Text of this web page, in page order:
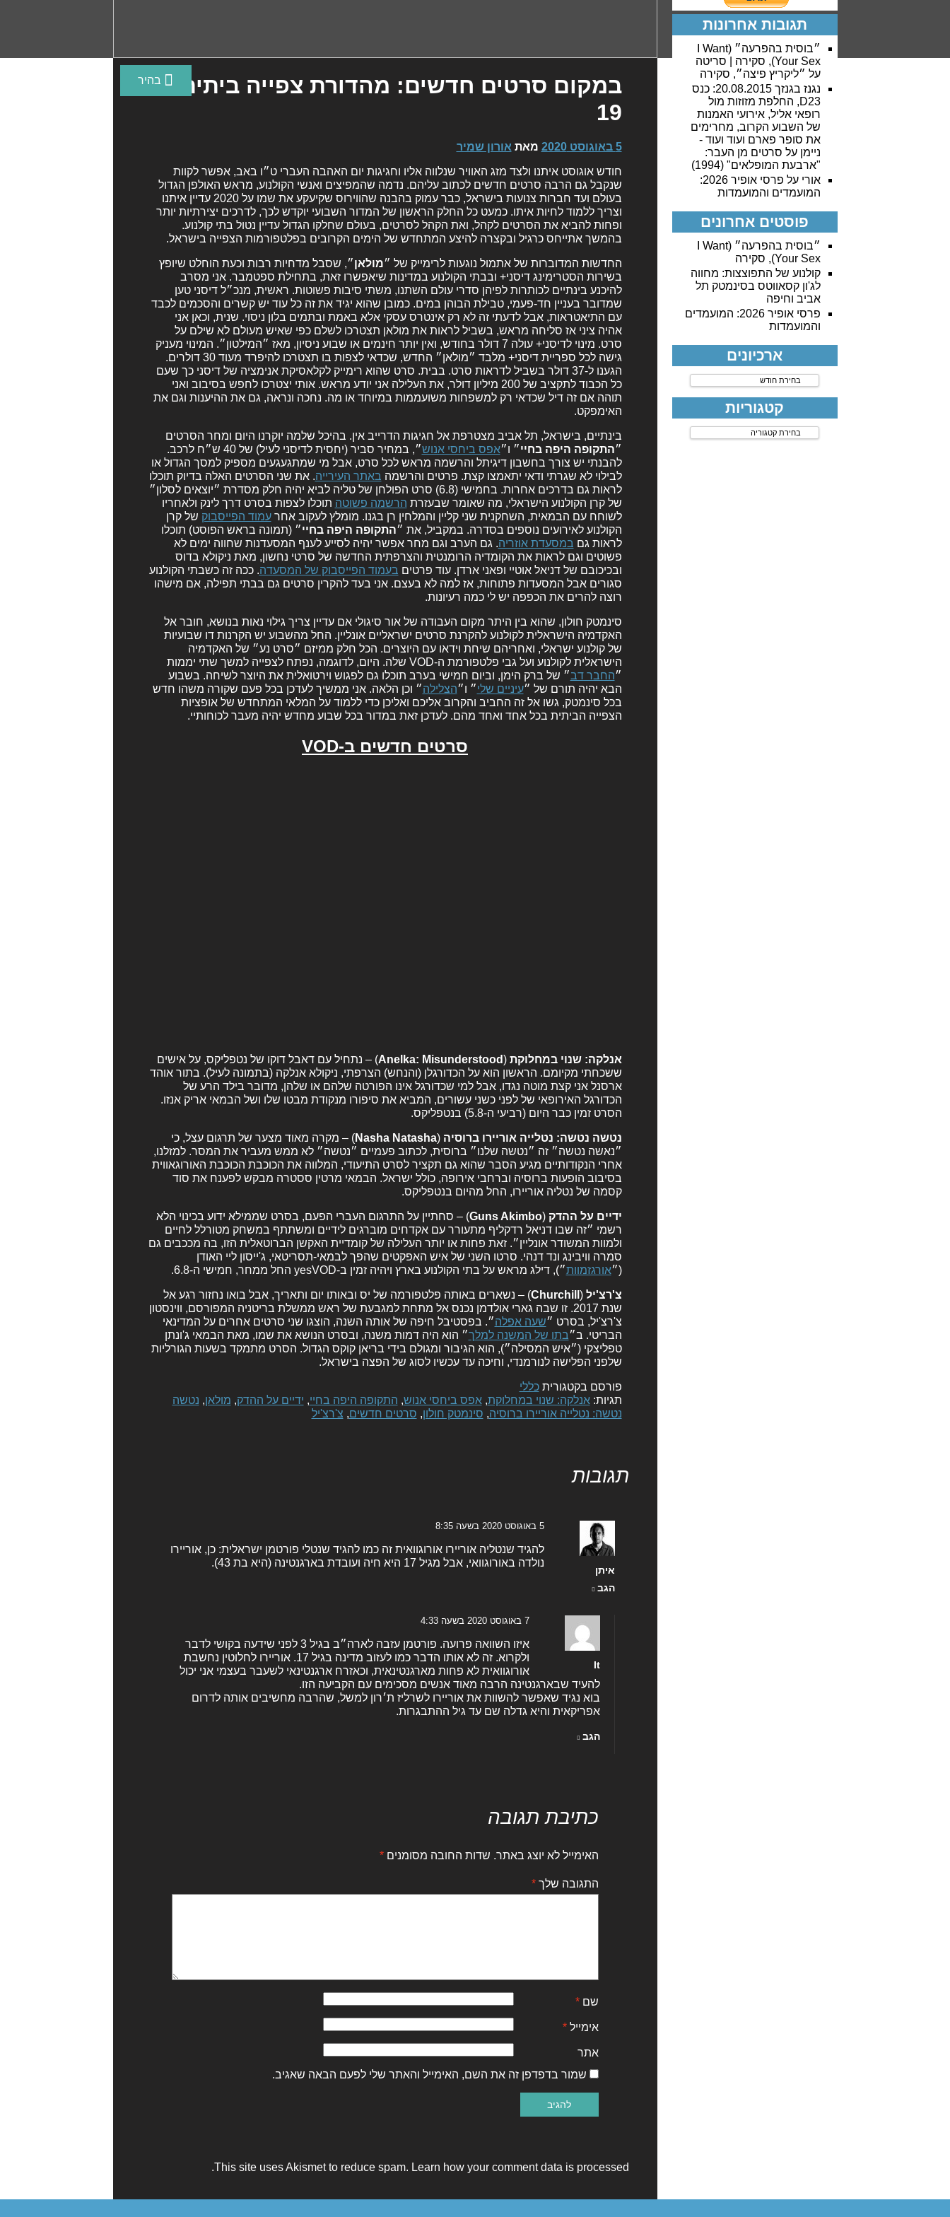
תגובות אחרונות
״בוסית בהפרעה״ (I Want
Your Sex), סקירה | סריטה
על ״ליקריץ פיצה״, סקירה
נגנז בגנזך 20.08.2015: כנס
D23, החלפת מזוזות מול
רופאי אליל, אירועי האמנות
של השבוע הקרוב, מחרימים
את סופר פארם ועוד ועוד -
ניימן על סרטים מן העבר:
"ארבעת המופלאים" (1994)
אורי על
פרסי אופיר 2026:
המועמדים והמועמדות
פוסטים אחרונים
״בוסית בהפרעה״ (I Want
Your Sex), סקירה
קולנוע של התפוצצות: מחווה
לג'ון קסאווטס בסינמטק תל
אביב וחיפה
פרסי אופיר 2026: המועמדים
והמועמדות
ארכיונים
ארכיונים
קטגוריות
קטגוריות
במקום סרטים חדשים: מהדורת צפייה ביתית
19
5 באוגוסט 2020 מאת אורון שמיר
חודש אוגוסט איתנו ולצד מזג האוויר שנלווה אליו וחגיגות יום האהבה העברי ט״ו באב, אפשר לקוות
שנקבל גם הרבה סרטים חדשים לכתוב עליהם. נדמה שהמפיצים ואנשי הקולנוע, מראש האולפן הגדול
בעולם ועד חברות צנועות בישראל, כבר עמוק בהבנה שהווירוס שקיעקע את שמו על 2020 עדיין איתנו
וצריך ללמוד לחיות איתו. כמעט כל החלק הראשון של המדור השבועי יוקדש לכך, לדרכים יצירתיות יותר
ופחות להביא את הסרטים לקהל, ואת הקהל לסרטים, בעולם שחלקו הגדול עדיין נטול בתי קולנוע.
בהמשך אתייחס כרגיל ובקצרה להיצע המתחדש של הימים הקרובים בפלטפורמות הצפייה בישראל.
החדשות המדוברות של אתמול נוגעות לרימייק של ״מולאן״, שסבל מדחיות רבות וכעת הוחלט שיופץ
בשירות הסטרימינג דיסני+ ובבתי הקולנוע במדינות שיאפשרו זאת, בתחילת ספטמבר. אני מסרב
להיכנע בינתיים לכותרות לפיהן סדרי עולם השתנו, משתי סיבות פשוטות. ראשית, מנכ״ל דיסני טען
שמדובר בעניין חד-פעמי, טבילת הבוהן במים. כמובן שהוא יגיד את זה כל עוד יש קשרים והסכמים לכבד
עם התיאטראות, אבל לדעתי זה לא רק אינטרס עסקי אלא באמת ובתמים בלון ניסוי. שנית, וכאן אני
אהיה ציני אז סליחה מראש, בשביל לראות את מולאן תצטרכו לשלם כפי שאיש מעולם לא שילם על
סרט. מינוי לדיסני+ עולה 7 דולר בחודש, ואין יותר חינמים או שבוע ניסיון, מאז ״המילטון״. המינוי מעניק
גישה לכל ספריית דיסני+ מלבד ״מולאן״ החדש, שכדאי לצפות בו תצטרכו להיפרד מעוד 30 דולרים.
הגענו ל-37 דולר בשביל לדראות סרט. בבית. סרט שהוא רימייק לקלאסיקת אנימציה של דיסני כך שעם
כל הכבוד לתקציב של 200 מיליון דולר, את העלילה אני יודע מראש. אותי יצטרכו לחפש בסיבוב ואני
תוהה אם זה דיל שכדאי רק למשפחות משועממות במיוחד או מה. נחכה ונראה, גם את ההיענות וגם את
האימפקט.
בינתיים, בישראל, תל אביב מצטרפת אל חגיגות הדרייב אין. בהיכל שלמה יוקרנו היום ומחר הסרטים
״התקופה היפה בחיי״ ו״אפס ביחסי אנוש
״, במחיר סביר (יחסית לדיסני לעיל) של 40 ש״ח לרכב.
להבנתי יש צורך בחשבון דיגיתל והרשמה מראש לכל סרט, אבל מי שמתגעגעים מספיק למסך הגדול או
לבילוי לא שגרתי ודאי יתאמצו קצת. פרטים והרשמה באתר העירייה. את שני הסרטים האלה בדיוק תוכלו
לראות גם בדרכים אחרות. בחמישי (6.8) סרט הפולחן של טליה לביא יהיה חלק מסדרת ״יוצאים לסלון״
של קרן הקולנוע הישראלי, מה שאומר שבעזרת הרשמה פשוטה תוכלו לצפות בסרט דרך לינק ולאחריו
לשוחח עם הבמאית, השחקנית שני קליין והמלחין רן בגנו. מומלץ לעקוב אחרעמוד הפייסבוק של קרן
הקולנוע לאירועים נוספים בסדרה. במקביל, את ״התקופה היפה בחיי״ (תמונה בראש הפוסט) תוכלו
לראות גם במסעדת אוזריה. גם הערב וגם מחר אפשר יהיה לסייע לענף המסעדנות שחווה ימים לא
פשוטים וגם לראות את הקומדיה הרומנטית והצרפתית החדשה של סרטי נחשון, מאת ניקולא בדוס
ובכיכובם של דניאל אוטיי ופאני ארדן. עוד פרטים בעמוד הפייסבוק של המסעדה. ככה זה כשבתי הקולנוע
סגורים אבל המסעדות פתוחות, אז למה לא בעצם. אני בעד להקרין סרטים גם בבתי תפילה, אם מישהו
רוצה להרים את הכפפה יש לי כמה רעיונות.
סינמטק חולון, שהוא בין היתר מקום העבודה של אור סיגולי אם עדיין צריך גילוי נאות בנושא, חובר אל
האקדמיה הישראלית לקולנוע להקרנת סרטים ישראליים אונליין. החל מהשבוע יש הקרנות דו שבועיות
של קולנוע ישראלי, ואחריהם שיחת וידאו עם היוצרים. הכל חלק ממיזם ״סרט נע״ של האקדמיה
הישראלית לקולנוע ועל גבי פלטפורמת ה-VOD שלה. היום, לדוגמה, נפתח לצפייה למשך שתי יממות
״החבר דב״ של ברק הימן, וביום חמישי בערב תוכלו גם לפגוש וירטואלית את היוצר לשיחה. בשבוע
הבא יהיה תורם של ״עיניים שלי״ ו״הצלילה״ וכן הלאה. אני ממשיך לעדכן בכל פעם שקורה משהו חדש
בכל סינמטק, גשו אל זה החביב והקרוב אליכם ואליכן כדי ללמוד על המלאי המתחדש של אופציות
הצפייה הביתית בכל אחד ואחד מהם. לעדכן זאת במדור בכל שבוע מחדש יהיה מעבר לכוחותיי.
סרטים חדשים ב-VOD
אנלקה: שנוי במחלוקת (
Anelka: Misunderstood) – נתחיל עם דאבל דוקו של נטפליקס, על אישים
ששכחתי מקיומם. הראשון הוא על הכדורגלן (והנחש) הצרפתי, ניקולא אנלקה (בתמונה לעיל). בתור אוהד
ארסנל אני קצת מוטה נגדו, אבל למי שכדורגל אינו הפורטה שלהם או שלהן, מדובר בילד הרע של
הכדורגל האירופאי של לפני כשני עשורים, המביא את סיפורו מנקודת מבטו שלו ושל הבמאי אריק אנזו.
הסרט זמין כבר היום (רביעי ה-5.8) בנטפליקס.
נטשה נטשה: נטלייה אוריירו ברוסיה (
Nasha Natasha) – מקרה מאוד מצער של תרגום עצל, כי
״נאשה נטשה״ זה ״נטשה שלנו״ ברוסית, לכתוב פעמיים ״נטשה״ לא ממש מעביר את המסר. למזלנו,
אחרי הנקודותיים מגיע הסבר שהוא גם תקציר לסרט התיעודי, המלווה את הכוכבת הכוכבת האורוגאווית
בסיבוב הופעות ברוסיה וברחבי אירופה, כולל ישראל. הבמאי מרטין ססטרה מבקש לפענח את סוד
קסמה של נטליה אוריירו, החל מהיום בנטפליקס.
ידיים על ההדק (
Guns Akimbo) – סחתיין על התרגום העברי הפעם, בסרט שממילא ידוע בכינוי הלא
רשמי ״זה שבו דניאל רדקליף מתעורר עם אקדחים מוברגים לידיים ומשתתף במשחק מטורלל לחיים
ולמוות המשודר אונליין״. זאת פחות או יותר העלילה של קומדיית האקשן הברוטאלית הזו, בה מככבים גם
סמרה וויבינג ונד דנהי. סרטו השני של איש האפקטים שהפך לבמאי-תסריטאי, ג'ייסון ליי האודן
(״אורגזמוות״), דילג מראש על בתי הקולנוע בארץ ויהיה זמין ב-yesVOD החל ממחר, חמישי ה-6.8.
צ'רצ'יל (
Churchill) – נשארים באותה פלטפורמה של יס ובאותו יום ותאריך, אבל בואו נחזור רגע אל
שנת 2017. זו שבה גארי אולדמן נכנס אל מתחת למגבעת של ראש ממשלת בריטניה המפורסם, ווינסטון
צ'רצ'יל, בסרט ״שעה אפלה״. בפסטיבל חיפה של אותה השנה, הוצגו שני סרטים אחרים על המדינאי
הבריטי. ב״בתו של המשנה למלך״ הוא היה דמות משנה, ובסרט הנושא את שמו, מאת הבמאי ג'ונתן
טפליצקי (״איש המסילה״), הוא הגיבור ומגולם בידי בריאן קוקס הגדול. הסרט מתמקד בשעות הגורליות
שלפני הפלישה לנורמנדי, וחיכה עד עכשיו לסוג של הפצה בישראל.
פורסם בקטגוריתכללי
תגיות:אנלקה: שנוי במחלוקת,אפס ביחסי אנוש, התקופה היפה בחיי, ידיים על ההדק, מולאן, נטשה
נטשה: נטלייה אוריירו ברוסיה, סינמטק חולון, סרטים חדשים, צ'רצ'יל
תגובות
איתן
5 באוגוסט 2020 בשעה 8:35
להגיד שנטליה אוריירו אורוגוואית זה כמו להגיד שנטלי פורטמן ישראלית: כן, אוריירו
נולדה באורוגוואי, אבל מגיל 17 היא חיה ועובדת בארגנטינה (היא בת 43).
הגב
It
7 באוגוסט 2020 בשעה 4:33
איזו השוואה פרועה. פורטמן עזבה לארה״ב בגיל 3 לפני שידעה בקושי לדבר
ולקרוא. זה לא אותו הדבר כמו לעזוב מדינה בגיל 17. אוריירו לחלוטין נחשבת
אורוגוואית לא פחות מארגנטינאית, וכאזרח ארגנטינאי לשעבר בעצמי אני יכול
להעיד שבארגנטינה הרבה מאוד אנשים מסכימים עם הקביעה הזו.
בוא נגיד שאפשר להשוות את אוריירו לשרליז ת׳רון למשל, שהרבה מחשיבים אותה לדרום
אפריקאית והיא גדלה שם עד גיל ההתבגרות.
הגב
כתיבת תגובה
האימייל לא יוצג באתר. שדות החובה מסומנים*
התגובה שלך*
שם*
אימייל*
אתר
שמור בדפדפן זה את השם, האימייל והאתר שלי לפעם הבאה שאגיב.
This site uses Akismet to reduce spam. Learn how your comment data is processed.